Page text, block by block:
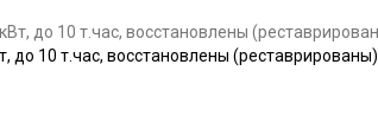
10 т.час, восстановлены (реставрированы)